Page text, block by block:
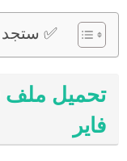
✅ ستجد
فاير